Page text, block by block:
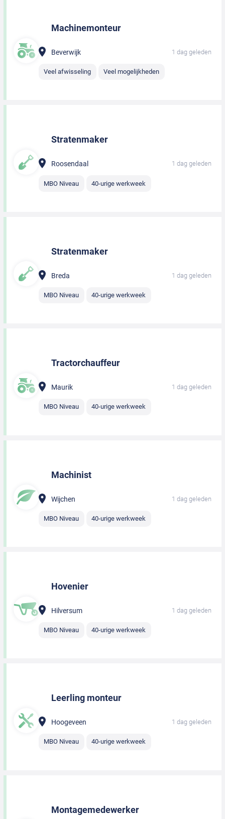
Machinemonteur
Beverwijk 1 dag geleden
Veel afwisseling Veel mogelijkheden
Stratenmaker
Roosendaal 1 dag geleden
MBO Niveau 40-urige werkweek
Stratenmaker
Breda 1 dag geleden
MBO Niveau 40-urige werkweek
Tractorchauffeur
Maurik 1 dag geleden
MBO Niveau 40-urige werkweek
Machinist
Wijchen 1 dag geleden
MBO Niveau 40-urige werkweek
Hovenier
Hilversum 1 dag geleden
MBO Niveau 40-urige werkweek
Leerling monteur
Hoogeveen 1 dag geleden
MBO Niveau 40-urige werkweek
Montagemedewerker